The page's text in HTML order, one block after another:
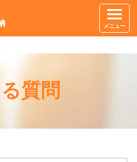
メニュー
質問